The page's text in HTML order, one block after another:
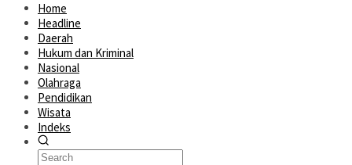
Home
Headline
Daerah
Hukum dan Kriminal
Nasional
Olahraga
Pendidikan
Wisata
Indeks